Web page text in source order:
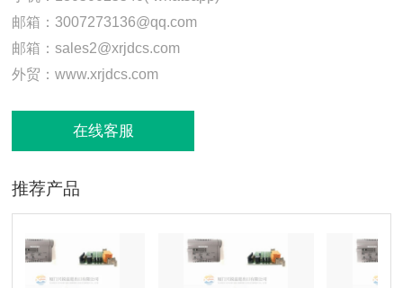
邮箱：3007273136@qq.com
邮箱：sales2@xrjdcs.com
外贸：www.xrjdcs.com
在线客服
推荐产品